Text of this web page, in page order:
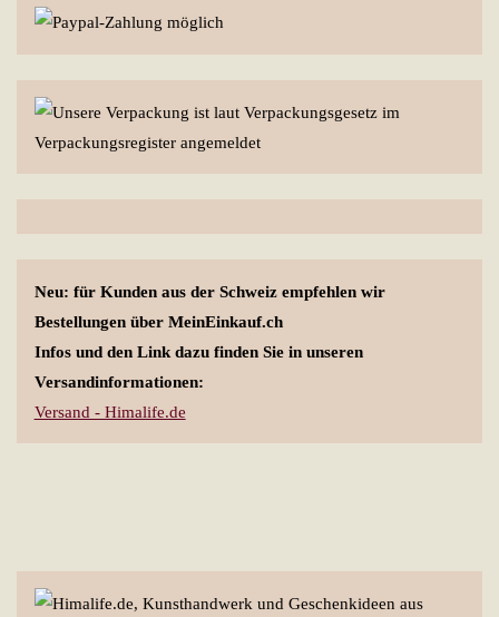
Neu: für Kunden aus der Schweiz empfehlen wir
Bestellungen über MeinEinkauf.ch
Infos und den Link dazu finden Sie in unseren
Versandinformationen:
Versand - Himalife.de